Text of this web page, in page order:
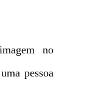
no
pessoa